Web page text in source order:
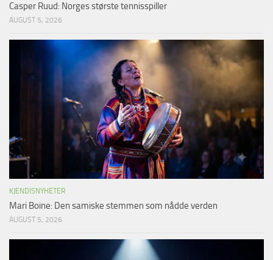
Casper Ruud: Norges største tennisspiller
AUGUST 5, 2026
KJENDISNYHETER
Mari Boine: Den samiske stemmen som nådde verden
AUGUST 5, 2026